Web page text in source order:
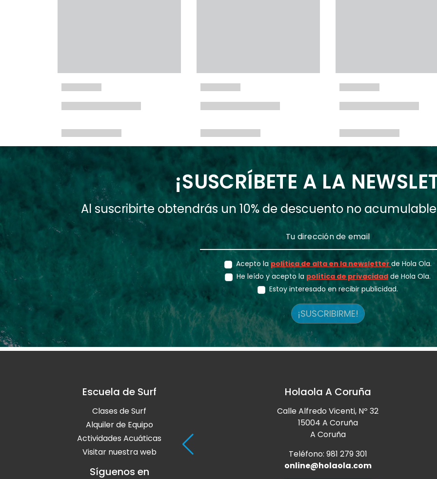
¡SUSCRÍBETE A LA
Al suscribirte obtendrás un 10% de descuento no
Acepto la política de alta en la newsletter de Hola Ola.
He leído y acepto la política de privacidad de Hola Ola.
Estoy interesado en recibir publicidad.
¡SUSCRIBIRME!
Escuela de Surf
Clases de Surf
Alquiler de Equipo
Actividades Acuáticas
Visitar nuestra web
Síguenos en
Holaola A Coruña
Calle Alfredo Vicenti, Nº 32
15004 A Coruña
A Coruña
Teléfono: 981 279 301
online@holaola.com